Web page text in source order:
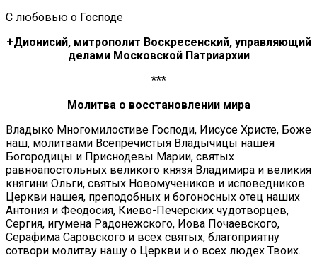
С любовью о Господе
+Дионисий, митрополит Воскресенский, управляющий
делами Московской Патриархии
***
Молитва о восстановлении мира
Владыко Многомилостиве Господи, Иисусе Христе, Боже
наш, молитвами Всепречистыя Владычицы нашея
Богородицы и Приснодевы Марии, святых
равноапостольных великого князя Владимира и великия
княгини Ольги, святых Новомучеников и исповедников
Церкви нашея, преподобных и богоносных отец наших
Антония и Феодосия, Киево-Печерских чудотворцев,
Сергия, игумена Радонежского, Иова Почаевского,
Серафима Саровского и всех святых, благоприятну
сотвори молитву нашу о Церкви и о всех людех Твоих.